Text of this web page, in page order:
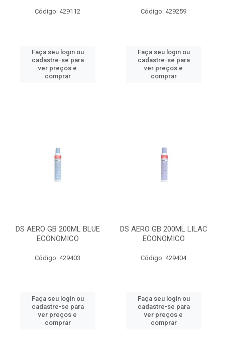
Código: 429112
Faça seu login ou
cadastre-se para
ver preços e
comprar
Código: 429259
Faça seu login ou
cadastre-se para
ver preços e
comprar
DS AERO GB 200ML BLUE
ECONOMICO
Código: 429403
Faça seu login ou
cadastre-se para
ver preços e
comprar
DS AERO GB 200ML LILAC
ECONOMICO
Código: 429404
Faça seu login ou
cadastre-se para
ver preços e
comprar